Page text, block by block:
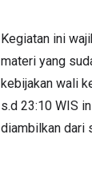
Kegiatan ini
materi yang
kebijakan wali
s.d 23:10 WIS
diambilkan dari